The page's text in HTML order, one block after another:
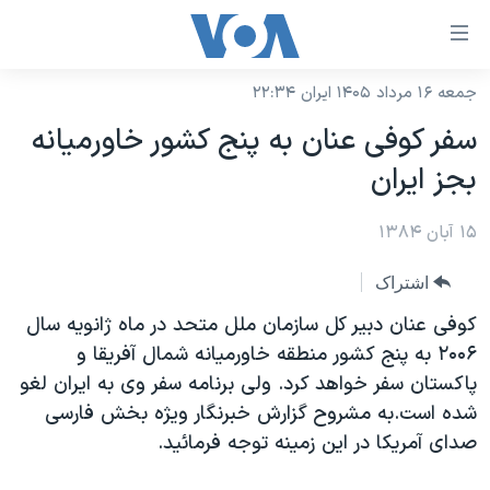
لینکهای
دسترسی
جهش
محتوای
اصلی
جهش
صفحه
اصلی
جهش
به
جستجو
نسخه سبک وب‌سایت
موضوع ها
ایران
آمریکا
جهان
ورزشی
گزیده‌ها
ویژه برنامه‌ها
برنامه های تلویزیونی
جدول برنامه ها
صفحه‌های ویژه
جام جهانی ۲۰۲۶
عملیات خشم حماسی
۲۵۰سالگی آمریکا
فرکانس‌های صدای آمریکا
پخش رادیویی
یادگیری زبان انگلیسی
جمعه ۱۶ مرداد ۱۴۰۵ ایران ۲۲:۳۴
سفر کوفی عنان به پنج کشور خاورميانه
بجز ايران
۱۵ آبان ۱۳۸۴
اشتراک
کوفی عنان دبير کل سازمان ملل متحد در ماه ژانويه سال
۲۰۰۶ به پنج کشور منطقه خاورميانه شمال آفريقا و
پاکستان سفر خواهد کرد. ولی برنامه سفر وی به ايران لغو
شده است.به مشروح گزارش خبرنگار ويژه بخش فارسی
صدای آمريکا در اين زمينه توجه فرمائيد.